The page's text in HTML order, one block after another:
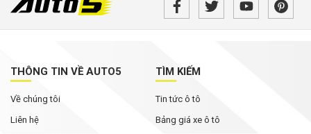
THÔNG TIN VỀ AUTO5
Về chúng tôi
Liên hệ
TÌM KIẾM
Tin tức ô tô
Bảng giá xe ô tô